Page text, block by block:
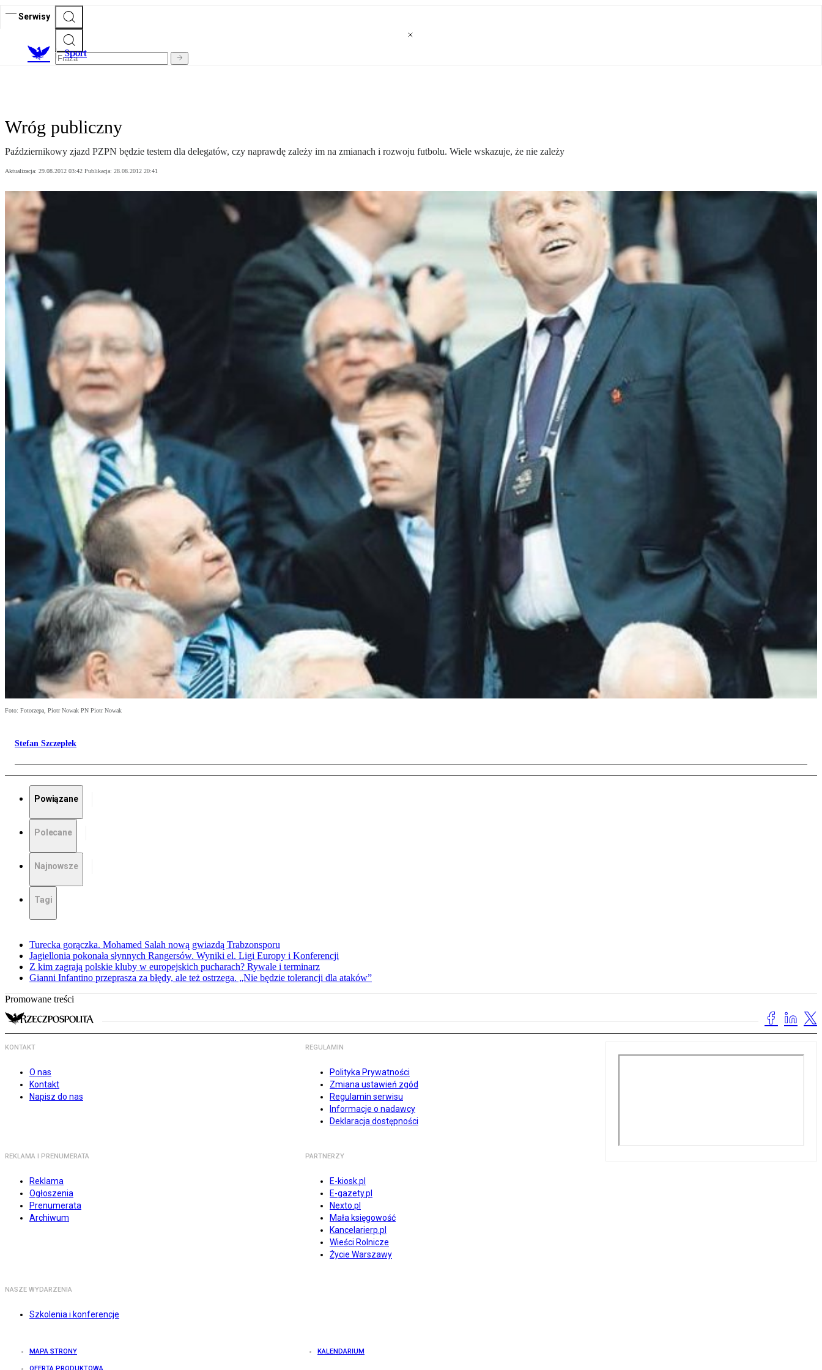
Serwisy
Sport
Wróg publiczny
Październikowy zjazd PZPN będzie testem dla delegatów, czy naprawdę zależy im na zmianach i rozwoju futbolu. Wiele wskazuje, że nie zależy
Aktualizacja: 29.08.2012 03:42 Publikacja: 28.08.2012 20:41
Foto: Fotorzepa, Piotr Nowak PN Piotr Nowak
Stefan Szczepłek
Powiązane
Polecane
Najnowsze
Tagi
Turecka gorączka. Mohamed Salah nową gwiazdą Trabzonsporu
Jagiellonia pokonała słynnych Rangersów. Wyniki el. Ligi Europy i Konferencji
Z kim zagrają polskie kluby w europejskich pucharach? Rywale i terminarz
Gianni Infantino przeprasza za błędy, ale też ostrzega. „Nie będzie tolerancji dla ataków”
Promowane treści
KONTAKT
O nas
Kontakt
Napisz do nas
REGULAMIN
Polityka Prywatności
Zmiana ustawień zgód
Regulamin serwisu
Informacje o nadawcy
Deklaracja dostępności
REKLAMA I PRENUMERATA
Reklama
Ogłoszenia
Prenumerata
Archiwum
PARTNERZY
E-kiosk.pl
E-gazety.pl
Nexto.pl
Mała księgowość
Kancelarierp.pl
Wieści Rolnicze
Życie Warszawy
NASZE WYDARZENIA
Szkolenia i konferencje
MAPA STRONY KALENDARIUM